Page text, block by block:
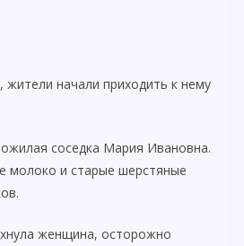
жители начали приходить к нему
соседка Мария Ивановна.
молоко и старые шерстяные
женщина, осторожно